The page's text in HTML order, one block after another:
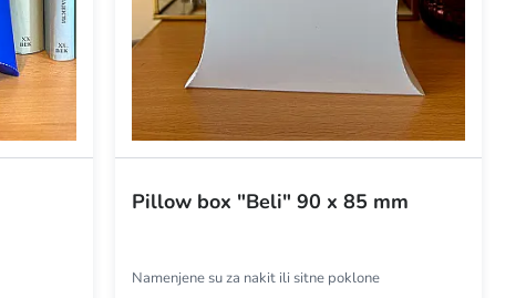
Pillow box "Beli" 90 x 85 mm
Namenjene su za nakit ili sitne poklone